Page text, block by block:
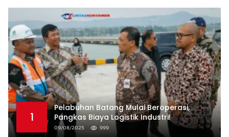
1
Pelabuhan Batang Mulai Beroperasi,
Pangkas Biaya Logistik Industri!
09/08/2025 999